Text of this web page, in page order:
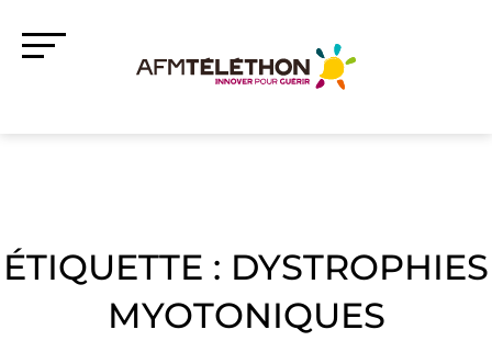
ÉTIQUETTE : DYSTROPHIES
MYOTONIQUES